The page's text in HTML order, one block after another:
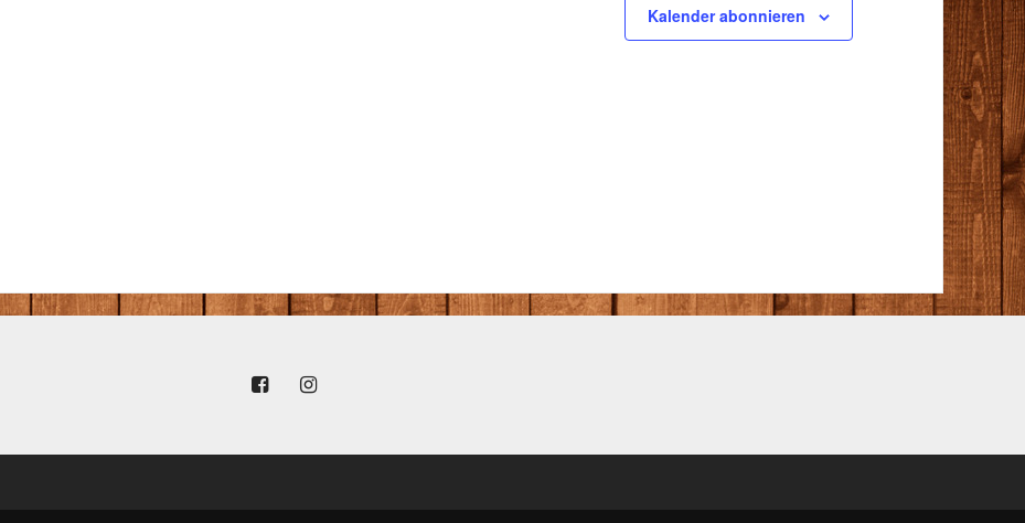
Kalender abonnieren